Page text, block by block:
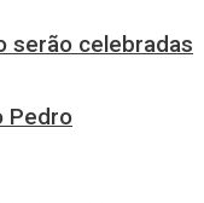
serão celebradas
Pedro